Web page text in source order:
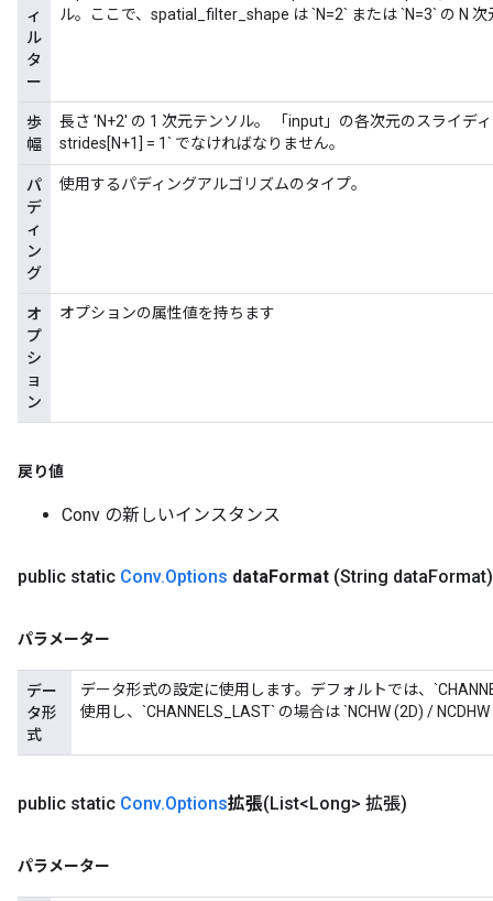
ィ
ル
タ
ー
ル。ここで、spatial_filter_shape は `N=2` または `N=3` の N 次
歩
幅
長さ 'N+2' の 1 次元テンソル。 「input」の各次元のスライデ
strides[N+1] = 1` でなければなりません。
パ
デ
ィ
ン
グ
使用するパディングアルゴリズムのタイプ。
オ
プ
シ
ョ
ン
オプションの属性値を持ちます
戻り値
Conv の新しいインスタンス
public static Conv.Options dataFormat (String dataFormat)
パラメーター
デー
タ形
式
データ形式の設定に使用します。デフォルトでは、
使用し、`CHANNELS_LAST` の場合は `NCHW (2D) /
public static Conv.Options拡張(List<Long> 拡張)
パラメーター